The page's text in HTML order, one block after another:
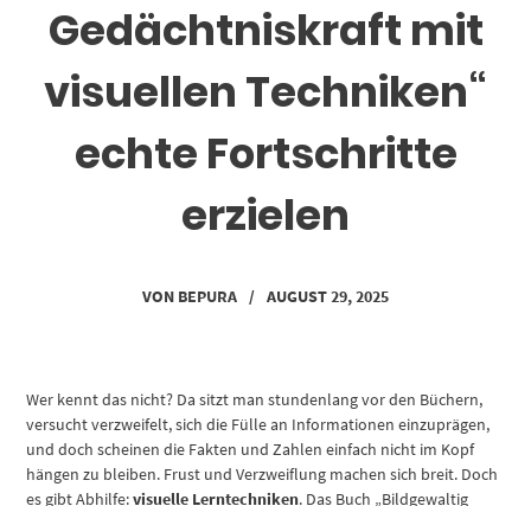
Gedächtniskraft mit
visuellen Techniken“
echte Fortschritte
erzielen
VON BEPURA / AUGUST 29, 2025
Wer kennt das nicht? Da sitzt man stundenlang vor den Büchern,
versucht verzweifelt, sich die Fülle an Informationen einzuprägen,
und doch scheinen die Fakten und Zahlen einfach nicht im Kopf
hängen zu bleiben. Frust und Verzweiflung machen sich breit. Doch
es gibt Abhilfe:visuelle Lerntechniken. Das Buch „Bildgewaltig